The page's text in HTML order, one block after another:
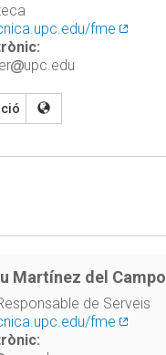
fme
upc.edu
Martínez del Campo
de Serveis
fme